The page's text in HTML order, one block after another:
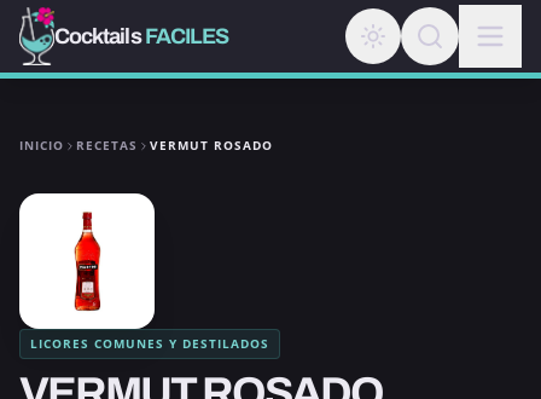
CocktailsFACILES
INICIO RECETAS VERMUT ROSADO
LICORES COMUNES Y DESTILADOS